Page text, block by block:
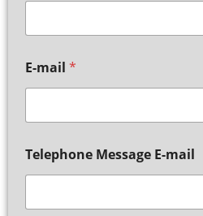
E-mail *
Telephone Message E-mail